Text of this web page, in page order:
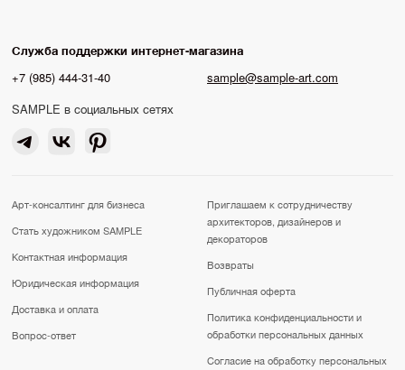
Служба поддержки интернет-магазина
+7 (985) 444-31-40
sample@sample-art.com
SAMPLE в социальных сетях
Арт-консалтинг для бизнеса
Стать художником SAMPLE
Контактная информация
Юридическая информация
Доставка и оплата
Вопрос-ответ
Приглашаем к сотрудничеству
архитекторов, дизайнеров и
декораторов
Возвраты
Публичная оферта
Политика конфиденциальности и
обработки персональных данных
Согласие на обработку персональных